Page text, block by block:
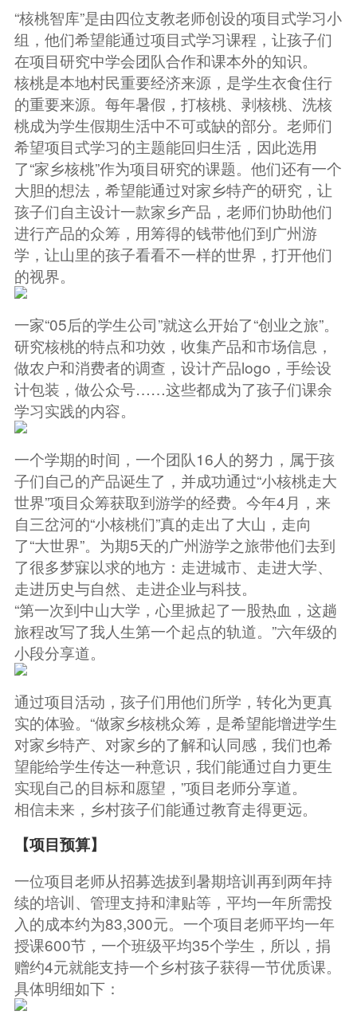
“核桃智库”是由四位支教老师创设的项目式学习小
组，他们希望能通过项目式学习课程，让孩子们
在项目研究中学会团队合作和课本外的知识。
核桃是本地村民重要经济来源，是学生衣食住行
的重要来源。每年暑假，打核桃、剥核桃、洗核
桃成为学生假期生活中不可或缺的部分。老师们
希望项目式学习的主题能回归生活，因此选用
了“家乡核桃”作为项目研究的课题。他们还有一个
大胆的想法，希望能通过对家乡特产的研究，让
孩子们自主设计一款家乡产品，老师们协助他们
进行产品的众筹，用筹得的钱带他们到广州游
学，让山里的孩子看看不一样的世界，打开他们
的视界。
一家“05后的学生公司”就这么开始了“创业之旅”。
研究核桃的特点和功效，收集产品和市场信息，
做农户和消费者的调查，设计产品logo，手绘设
计包装，做公众号……这些都成为了孩子们课余
学习实践的内容。
一个学期的时间，一个团队16人的努力，属于孩
子们自己的产品诞生了，并成功通过“小核桃走大
世界”项目众筹获取到游学的经费。今年4月，来
自三岔河的“小核桃们”真的走出了大山，走向
了“大世界”。为期5天的广州游学之旅带他们去到
了很多梦寐以求的地方：走进城市、走进大学、
走进历史与自然、走进企业与科技。
“第一次到中山大学，心里掀起了一股热血，这趟
旅程改写了我人生第一个起点的轨道。”六年级的
小段分享道。
通过项目活动，孩子们用他们所学，转化为更真
实的体验。“做家乡核桃众筹，是希望能增进学生
对家乡特产、对家乡的了解和认同感，我们也希
望能给学生传达一种意识，我们能通过自力更生
实现自己的目标和愿望，”项目老师分享道。
相信未来，乡村孩子们能通过教育走得更远。
【项目预算】
一位项目老师从招募选拔到暑期培训再到两年持
续的培训、管理支持和津贴等，平均一年所需投
入的成本约为83,300元。一个项目老师平均一年
授课600节，一个班级平均35个学生，所以，捐
赠约4元就能支持一个乡村孩子获得一节优质课。
具体明细如下：